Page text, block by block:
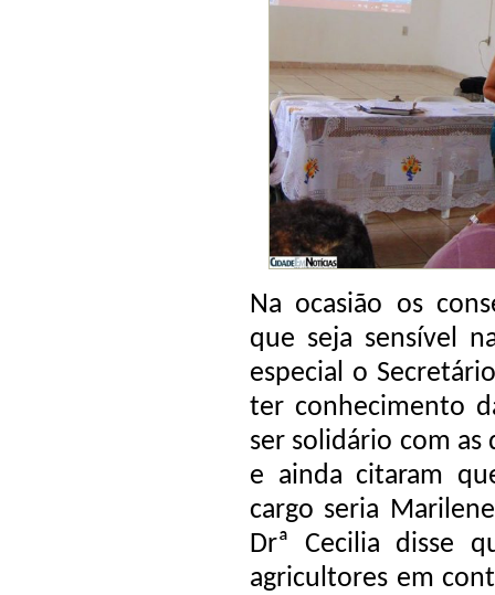
Na ocasião os
que seja sensível
especial o
ter conhecimento
ser solidário com
e ainda citaram
cargo seria
Drª Cecilia disse
agricultores em